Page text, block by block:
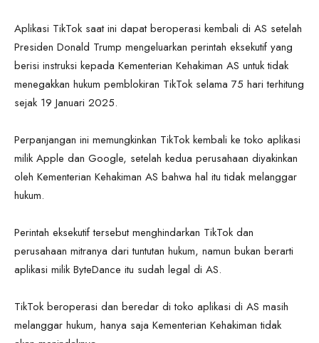
Aplikasi TikTok saat ini dapat beroperasi kembali di AS setelah
Presiden Donald Trump mengeluarkan perintah eksekutif yang
berisi instruksi kepada Kementerian Kehakiman AS untuk tidak
menegakkan hukum pemblokiran TikTok selama 75 hari terhitung
sejak 19 Januari 2025.
Perpanjangan ini memungkinkan TikTok kembali ke toko aplikasi
milik Apple dan Google, setelah kedua perusahaan diyakinkan
oleh Kementerian Kehakiman AS bahwa hal itu tidak melanggar
hukum.
Perintah eksekutif tersebut menghindarkan TikTok dan
perusahaan mitranya dari tuntutan hukum, namun bukan berarti
aplikasi milik ByteDance itu sudah legal di AS.
TikTok beroperasi dan beredar di toko aplikasi di AS masih
melanggar hukum, hanya saja Kementerian Kehakiman tidak